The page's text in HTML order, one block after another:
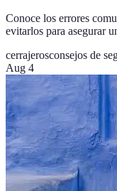
Conoce los errores
evitarlos para asegurar
cerrajerosconsejos de
Aug 4